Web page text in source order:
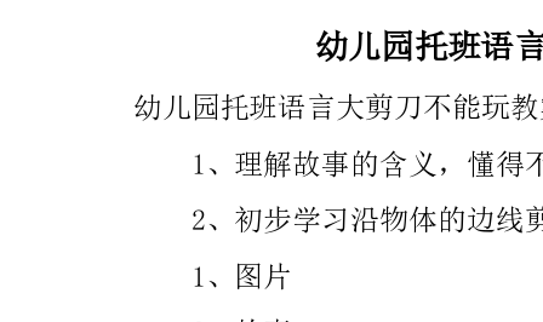
1、理解故事的含义，懂得不能玩大剪刀的原因。
2、初步学习沿物体的边线剪纸。
1、出示图片。